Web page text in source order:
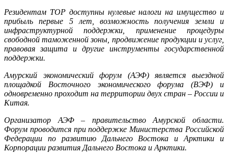
Резидентам ТОР доступны нулевые налоги на имущество и
прибыль первые 5 лет, возможность получения земли и
инфраструктурной поддержки, применение процедуры
свободной таможенной зоны, продвижение продукции и услуг,
правовая защита и другие инструменты государственной
поддержки.
Амурский экономический форум (АЭФ) является выездной
площадкой Восточного экономического форума (ВЭФ) и
одновременно проходит на территории двух стран – России и
Китая.
Организатор АЭФ – правительство Амурской области.
Форум проводится при поддержке Министерства Российской
Федерации по развитию Дальнего Востока и Арктики и
Корпорации развития Дальнего Востока и Арктики.